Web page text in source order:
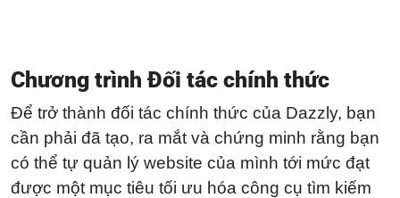
Chương trình Đối tác chính thức
Để trở thành đối tác chính thức của Dazzly, bạn
cần phải đã tạo, ra mắt và chứng minh rằng bạn
có thể tự quản lý website của mình tới mức đạt
được một mục tiêu tối ưu hóa công cụ tìm kiếm